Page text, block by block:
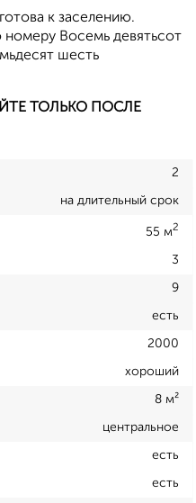
к заселению.
номеру Восемь девятьсот
шесть
ТОЛЬКО ПОСЛЕ
2
на длительный срок
55 м2
3
9
есть
2000
хороший
8 м²
центральное
есть
есть